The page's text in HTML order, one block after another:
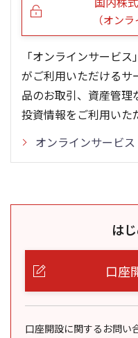
（オン
「オンラインサービ
がご利用いただけるサ
品のお取引、資産管理
投資情報をご利用いた
オンラインサービス
は
口座
口座開設に関するお問い